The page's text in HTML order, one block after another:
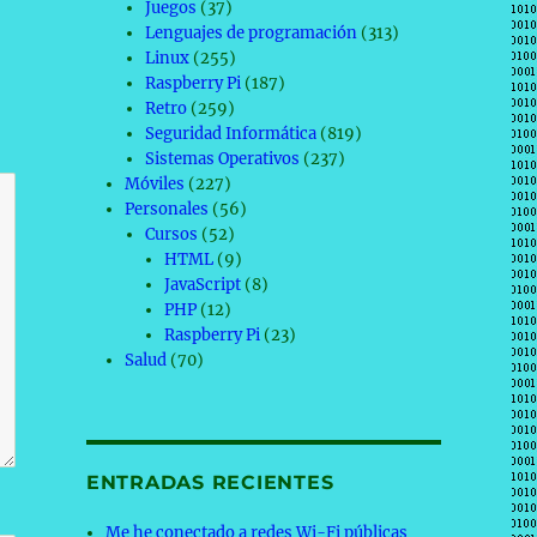
Juegos (37)
Lenguajes de programación(313)
Linux(255)
Raspberry Pi(187)
Retro(259)
Seguridad Informática(819)
Sistemas Operativos (237)
Móviles (227)
Personales (56)
Cursos (52)
HTML(9)
JavaScript(8)
PHP(12)
Raspberry Pi(23)
Salud (70)
ENTRADAS RECIENTES
Me he conectado a redes Wi-Fi públicas